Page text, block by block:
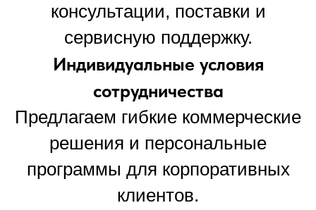
консультации, поставки и
сервисную поддержку.
Индивидуальные условия
сотрудничества
Предлагаем гибкие коммерческие
решения и персональные
программы для корпоративных
клиентов.